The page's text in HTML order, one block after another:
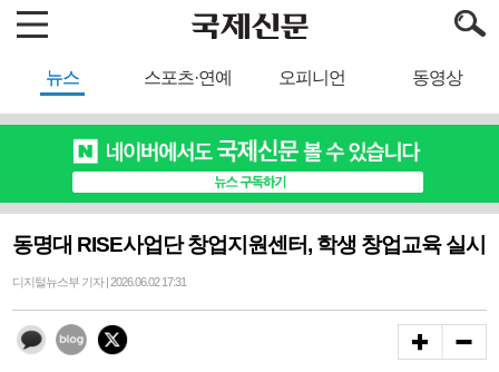
뉴스 스포츠·연예 오피니언 동영상
동명대 RISE사업단 창업지원센터, 학생 창업교육 실시
디지털뉴스부 기자 | 2026.06.02 17:31